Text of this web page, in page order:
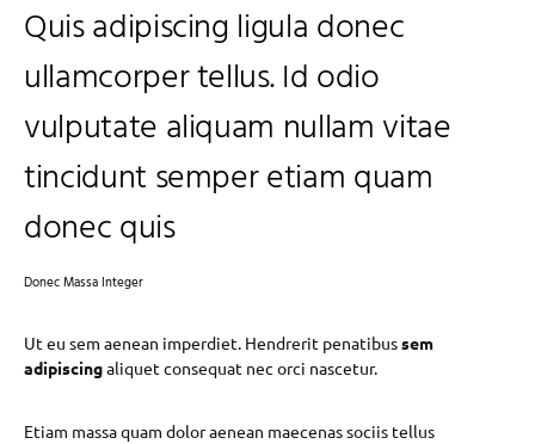
Quis adipiscing ligula donec
ullamcorper tellus. Id odio
vulputate aliquam nullam vitae
tincidunt semper etiam quam
donec quis
Donec Massa Integer
Ut eu sem aenean imperdiet. Hendrerit penatibussem
adipiscingaliquet consequat nec orci nascetur.
Etiam massa quam dolor aenean maecenas sociis tellus